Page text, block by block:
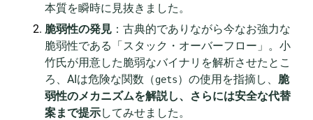
本質を瞬時に見抜きました。
脆弱性の発見 ：古典的でありながら今なお強力な
脆弱性である「スタック・オーバーフロー」。小
竹氏が用意した脆弱なバイナリを解析させたとこ
ろ、AIは危険な関数（gets）の使用を指摘し、 脆
弱性のメカニズムを解説し、さらには安全な代替
案まで提示してみせました。